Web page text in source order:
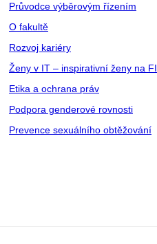
Průvodce výběrovým řízením
O fakultě
Rozvoj kariéry
Ženy v IT – inspirativní ženy na FI
Etika a ochrana práv
Podpora genderové rovnosti
Prevence sexuálního obtěžování